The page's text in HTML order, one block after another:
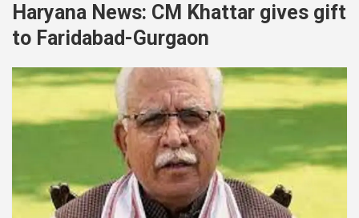
Haryana News: CM Khattar gives gift
to Faridabad-Gurgaon